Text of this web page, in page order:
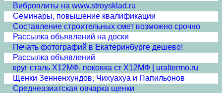
Виброплиты на www.stroysklad.ru
Семинары, повышение квалификации
Составление строительных смет возможно срочно
Рассылка объявлений на доски
Печать фотографий в Екатеринбурге дешево!
Рассылка объявлений
круг сталь Х12МФ, поковка ст Х12МФ | uraltermo.ru
Щенки Зенненхундов, Чихуахуа и Папильонов
Среднеазиатская овчарка щенки